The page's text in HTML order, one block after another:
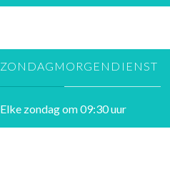
ZONDAGMORGENDIENST
Elke zondag om 09:30 uur